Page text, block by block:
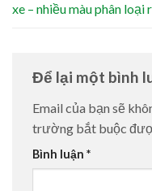
xe – nhiều màu phân loại
Để lại một bình
Email của bạn sẽ
trường bắt buộc
Bình luận *